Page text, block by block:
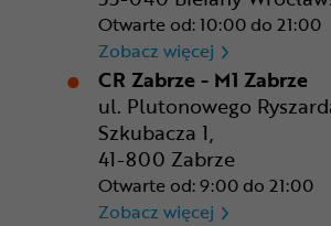
Otwarte od: 10:00 do 21:00
Zobacz więcej CR
CR Zabrze - M1 Zabrze
ul. Plutonowego
Szkubacza 1,
41-800 Zabrze
Otwarte od: 9:00 do 21:00
Zobacz więcej CR Zabrze -